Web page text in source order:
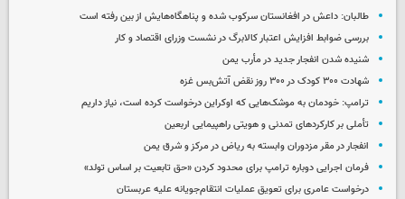
طالبان: داعش در افغانستان سرکوب شده و پناهگاه‌هایش از بین رفته است
بررسی ضوابط افزایش اعتبار کالابرگ در نشست وزرای اقتصاد و کار
شنیده شدن انفجار جدید در مأرب یمن
شهادت ۳۰۰ کودک در ۳۰۰ روز نقض آتش‌بس غزه
ترامپ: خودمان به موشک‌هایی که اوکراین درخواست کرده است، نیاز داریم
تأملی بر کارکردهای تمدنی و هویتی راهپیمایی اربعین
انفجار در مقر مزدوران وابسته به ریاض در مرکز و شرق یمن
فرمان اجرایی دوباره ترامپ برای محدود کردن «حق تابعیت بر اساس تولد»
درخواست عامری برای تعویق عملیات انتقام‌جویانه علیه عربستان